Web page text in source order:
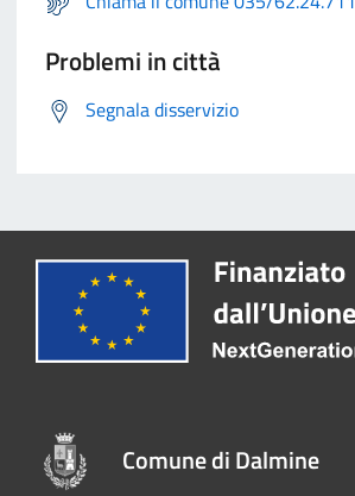
Problemi in città
Segnala disservizio
Comune di Dalmine